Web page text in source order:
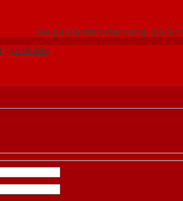
Báo giá cửa nhôm chất lượng - giá rẻ
/ Tủ Kệ Bếp